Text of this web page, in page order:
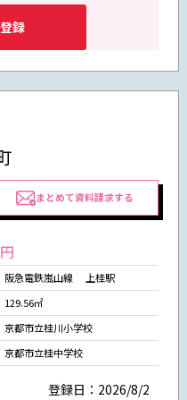
録
まとめて資料請求する
阪急電鉄嵐山線 上桂駅
129.56㎡
京都市立桂川小学校
京都市立桂中学校
登録日：2026/8/2